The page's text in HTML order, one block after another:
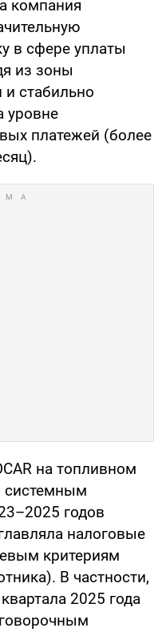
компания
в сфере уплаты
из зоны
и стабильно
уровне
платежей (более
на топливном
системным
годов
налоговые
критериям
В частности,
2025 года